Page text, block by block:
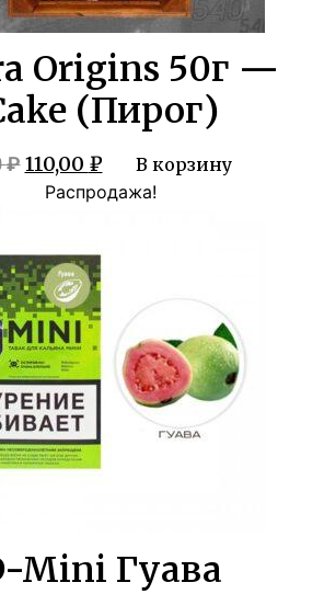
Origins 50г —
(Пирог)
₽ Первоначальная
цена
200,00 ₽.
110,00 ₽Текущая
цена:
В корзину
Распродажа!
Mini Гуава